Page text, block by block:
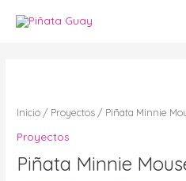
Inicio / Proyectos / Piñata Minnie
Proyectos
Piñata Minnie
Mouse
Disney
cantidad